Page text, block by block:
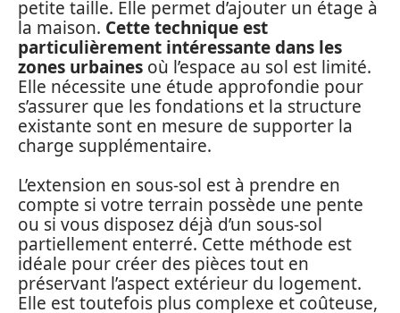
petite taille. Elle permet d’ajouter un étage à
la maison. Cette technique est
particulièrement intéressante dans les
zones urbaines où l’espace au sol est limité.
Elle nécessite une étude approfondie pour
s’assurer que les fondations et la structure
existante sont en mesure de supporter la
charge supplémentaire.
L’extension en sous-sol est à prendre en
compte si votre terrain possède une pente
ou si vous disposez déjà d’un sous-sol
partiellement enterré. Cette méthode est
idéale pour créer des pièces tout en
préservant l’aspect extérieur du logement.
Elle est toutefois plus complexe et coûteuse,